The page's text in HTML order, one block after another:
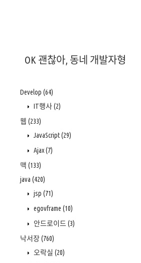
OK 괜찮아, 동네 개발자형
Develop (64)
IT행사(2)
웹 (233)
JavaScript(29)
Ajax(7)
맥 (133)
java (420)
jsp (71)
egovframe (10)
안드로이드 (3)
낙서장(760)
오락실 (20)